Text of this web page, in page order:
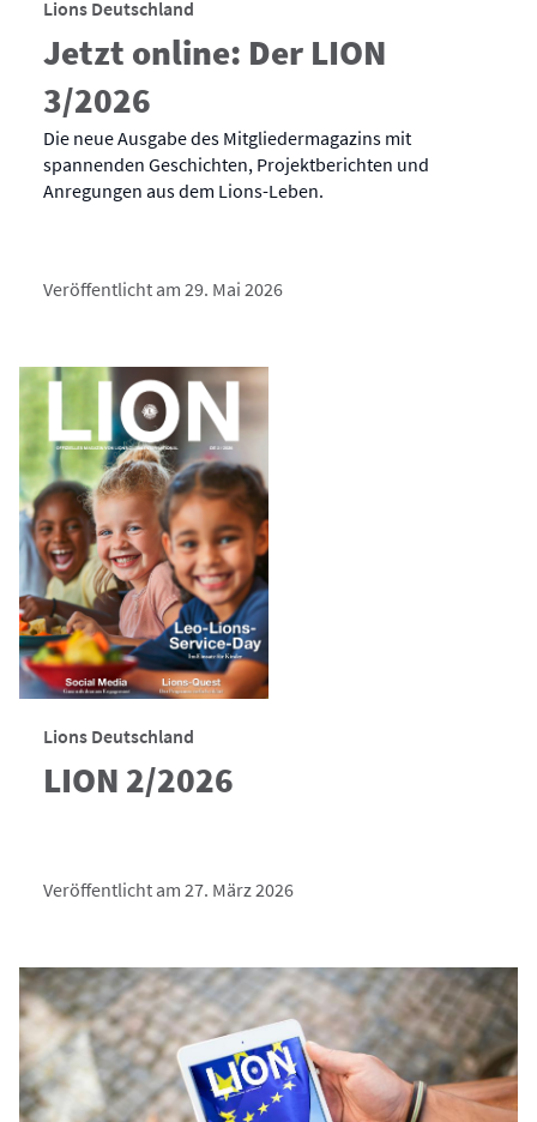
Lions Deutschland
Jetzt online: Der LION
3/2026
Die neue Ausgabe des Mitgliedermagazins mit
spannenden Geschichten, Projektberichten und
Anregungen aus dem Lions-Leben.
Veröffentlicht am 29. Mai 2026
Lions Deutschland
LION 2/2026
Veröffentlicht am 27. März 2026